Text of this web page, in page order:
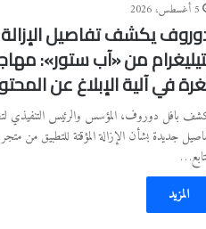
5 أغسطس، 2026
يكشف تفاصيل
من «آب ستور»:
في آلية الإبلاغ عن
بافل دوروف، المؤسس والرئيس التنفيذي
المزيد